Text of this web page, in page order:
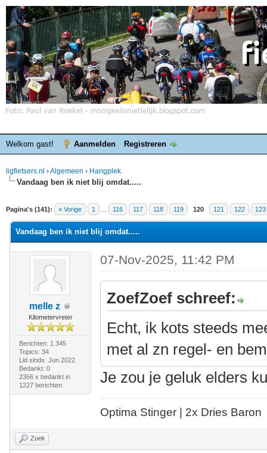
Welkom gast! Aanmelden Registreren
ligfietsers.nl ›Algemeen › Hangplek
Vandaag ben ik niet blij omdat.....
Pagina's (141): « Vorige 1 116 117 118 119 120 121 122 123
waardering is 4.4
Vandaag ben ik niet blij omdat.....
melle z
Kilometervreter
Berichten: 1.345
Topics: 34
Lid sinds: Jun 2022
Bedankt: 0
2366 x bedankt in
1227 berichten
07-Nov-2025, 11:42 PM
ZoefZoef schreef:
Echt, ik kots steeds
met al zn regel- en
Je zou je geluk elders
Optima Stinger | 2x Dries Baron
Zoek